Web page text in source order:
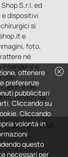
S.r.l. ed
dispositivi
si
e
foto,
né
intendersi e
volti
e dei
venduti da
- P.IVA
cancel
ottenere
preferenze
pubblicitari
Cliccando su
Cliccando
volontà in
questo
necessari per